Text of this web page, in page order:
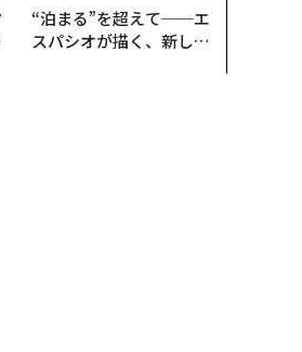
“泊まる”を超えて──エ
スパシオが描く、新しい